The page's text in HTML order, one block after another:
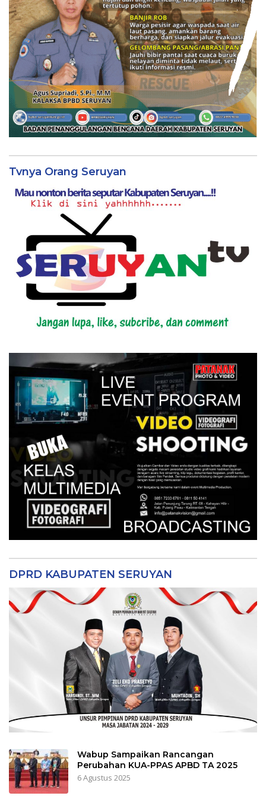
Tvnya Orang Seruyan
DPRD KABUPATEN SERUYAN
Wabup Sampaikan Rancangan
Perubahan KUA-PPAS APBD TA 2025
6 Agustus 2025